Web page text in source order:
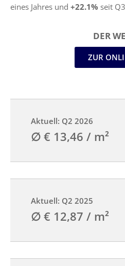
eines Jahres und +22.1% seit
DER
ZUR
Aktuell: Q2 2026
∅ € 13,46 / m²
Aktuell: Q2 2025
∅ € 12,87 / m²